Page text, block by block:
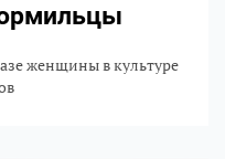
женщины в культуре